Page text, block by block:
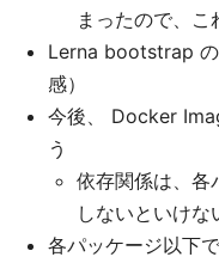
まったので、こ
Lerna bootstrap
感）
今後、 Docker
う
依存関係は、各
しないといけな
各パッケージ以下